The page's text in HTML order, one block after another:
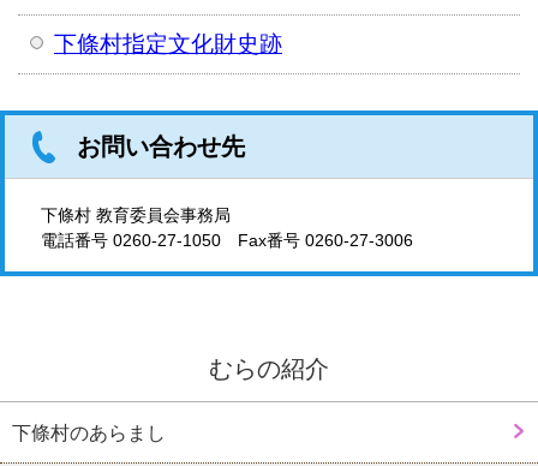
下條村指定文化財史跡
お問い合わせ先
下條村 教育委員会事務局
電話番号 0260-27-1050 Fax番号 0260-27-3006
むらの紹介
下條村のあらまし